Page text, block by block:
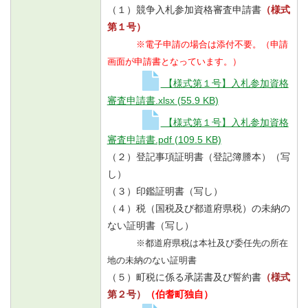
（１）競争入札参加資格審査申請書（様式
第１号）
※電子申請の場合は添付不要。（申請
画面が申請書となっています。）
【様式第１号】入札参加資格
審査申請書.xlsx (55.9 KB)
【様式第１号】入札参加資格
審査申請書.pdf (109.5 KB)
（２）登記事項証明書（登記簿謄本）（写
し）
（３）印鑑証明書（写し）
（４）税（国税及び都道府県税）の未納の
ない証明書（写し）
※都道府県税は本社及び委任先の所在
地の未納のない証明書
（５）町税に係る承諾書及び誓約書（様式
第２号）
（伯耆町独自）